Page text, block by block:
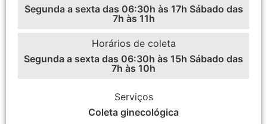
Segunda a sexta das 06:30h às 17h Sábado das
7h às 11h
Horários de coleta
Segunda a sexta das 06:30h às 15h Sábado das
7h às 10h
Serviços
Coleta ginecológica